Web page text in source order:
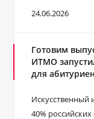
24.06.2026
Готовим
ИТМО
для
Искусственный
40%